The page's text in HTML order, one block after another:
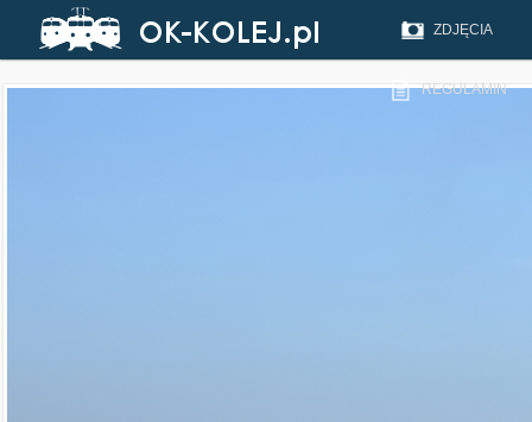
ZDJĘCIA
REGULAMIN